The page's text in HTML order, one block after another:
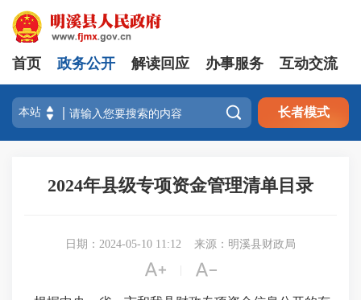
首页 政务公开 解读回应 办事服务 互动交流
 长者模式
2024年县级专项资金管理清单目录
日期：2024-05-10 11:12 来源：明溪县财政局
 